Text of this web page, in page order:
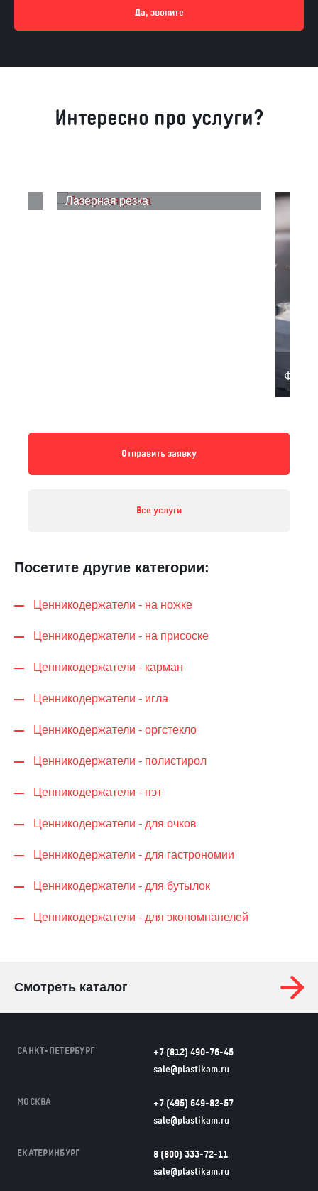
Да, звоните
Интересно про услуги?
Лазерная резка
Отправить заявку
Все услуги
Посетите другие категории:
Ценникодер­жа­те­ли - на ножке
Ценникодер­жа­те­ли - на присоске
Ценникодер­жа­те­ли - карман
Ценникодер­жа­те­ли - игла
Ценникодер­жа­те­ли - оргстекло
Ценникодер­жа­те­ли - полистирол
Ценникодер­жа­те­ли - пэт
Ценникодер­жа­те­ли - для очков
Ценникодер­жа­те­ли - для гастрономии
Ценникодер­жа­те­ли - для бутылок
Ценникодер­жа­те­ли - для экономпанелей
Смотреть каталог
САНКТ-ПЕТЕРБУРГ
+7 (812) 490-76-45
sale@plastikam.ru
МОСКВА
+7 (495) 649-82-57
sale@plastikam.ru
ЕКАТЕРИНБУРГ
8 (800) 333-72-11
sale@plastikam.ru